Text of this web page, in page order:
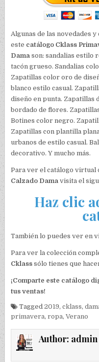
Algunas de las novedades
este catálogo Cklass
Damason: sandalias estilo
tacón grueso. Sandalias
Zapatillas color oro de
blanco estilo casual.
diseño en punta. Zapatillas
bordado de flores.
Botines color negro.
Zapatillas con plantilla
urbanos de estilo casual.
decorativo. Y mucho más.
Para ver el catálogo virtual
Calzado Damavisita el
Haz clic
También lo puedes ver en
Para ver la colección
Cklass sólo tienes que
¡Comparte este catálogo
tus ventas!
Tagged2019,cklass,
primavera,ropa,Verano
Author: admin